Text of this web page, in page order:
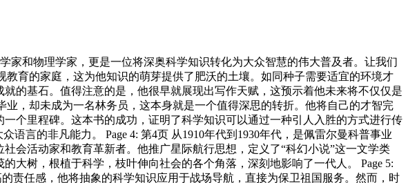
家和物理学家，更是一位将深奥科学知识转化为大众智慧的伟大普及者。让我们
育的家庭，这为他知识的萌芽提供了肥沃的土壤。如同种子需要适宜的环境才
的基石。值得注意的是，他很早就展现出写作天赋，这预示着他未来将不仅仅是
，却未成为一名林务员，这本身就是一个值得深思的转折。他将自己的才智完
个里程碑。这本书的成功，证明了科学知识可以通过一种引人入胜的方式进行传
言的非凡能力。 Page 4: 第4页 从1910年代到1930年代，是佩雷尔曼科普事业
会活动家和教育革新者。他推广星际航行思想，定义了“科幻小说”这一文学类
大树，根植于科学，枝叶伸向社会的各个角落，深刻地影响了一代人。 Page 5:
责任感，他将抽象的科学知识应用于战场导航，直接为保卫祖国服务。然而，时